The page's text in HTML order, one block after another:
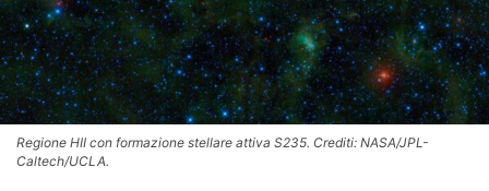
Regione HII con formazione stellare attiva S235. Crediti: NASA/JPL-
Caltech/UCLA.